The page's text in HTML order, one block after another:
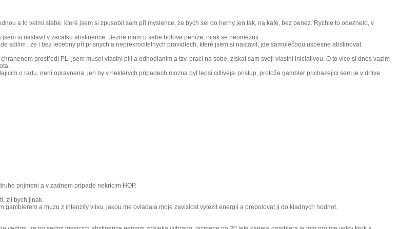
a to velmi slabe. které jsem si zpusobil sam při myslence, ze bych sel do herny jen tak, na kafe, bez penez. Rychle to odeznelo, v
si nastavil v zacatku abstinence. Bezne mam u sebe hotove peníze, nijak se neomezuji
sdilim , ze i bez lecebny při prisnych a neprekrocitelnych pravidlech, které jsem si nastavil, jde samoléčbou uspesne abstinovat.
prostředí PL, jsem musel vlastní pili a odhodlanim a tzv. praci na sobe, získat sam svoji vlastní iniciativou. O to vice si dnes vazim
o radu, není opravnena, jen by v nekterych pripadech mozna byl lepsi citlivejsi pristup, protože gambler prichazejici sem je v drtive
prijmeni a v zadnem pripade nekricim HOP.
zil bych jinak.
a muzu z intenzity vlivu, jakou me ovladala moje zavislost vytezit energii a prepolovat ji do kladnych hodnot.